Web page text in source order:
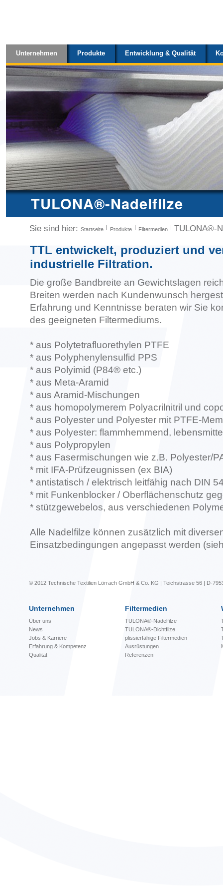
Inhalt
|
Direkt
zur
Navigation
Unternehmen Produkte Entwicklung & Qualität
TULONA®-Nadelfilze
Sie sind hier: Startseite Produkte Filtermedien TULONA®-
TTL entwickelt, produziert und
industrielle Filtration.
Die große Bandbreite an Gewichtslagen
Breiten werden nach Kundenwunsch
Erfahrung und Kenntnisse beraten wir Sie
des geeigneten Filtermediums.
* aus Polytetrafluorethylen PTFE
* aus Polyphenylensulfid PPS
* aus Polyimid (P84® etc.)
* aus Meta-Aramid
* aus Aramid-Mischungen
* aus homopolymerem Polyacrilnitril und
* aus Polyester und Polyester mit PTFE-
* aus Polyester: flammhemmend,
* aus Polypropylen
* aus Fasermischungen wie z.B. Polyester/
* mit IFA-Prüfzeugnissen (ex BIA)
* antistatisch / elektrisch leitfähig nach DIN
* mit Funkenblocker / Oberflächenschutz
* stützgewebelos, aus verschiedenen
Alle Nadelfilze können zusätzlich mit
Einsatzbedingungen angepasst werden
© 2012 Technische Textilien Lörrach GmbH & Co. KG | Teichstrasse 56 | D-
Unternehmen Filtermedien
Über uns
News
Jobs & Karriere
Erfahrung & Kompetenz
Qualität
TULONA®-Nadelfilze
TULONA®-Dichtfilze
plissierfähige Filtermedien
Ausrüstungen
Referenzen